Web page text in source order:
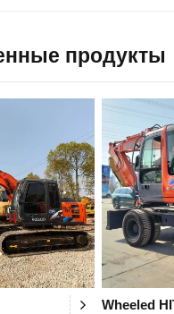
продукты
Wheeled